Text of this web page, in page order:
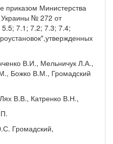
Министерства
Украины № 272 от
7.1; 7.2; 7.3; 7.4;
В.И., Мельничук Л.А.,
Божко В.М., Громадский
В.В., Катренко В.Н.,
Громадский,